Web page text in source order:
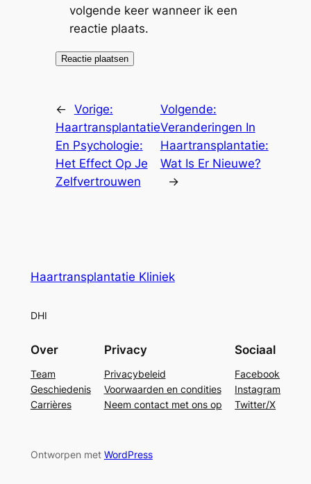
volgende keer wanneer ik een
reactie plaats.
← Vorige:
Haartransplantatie
En Psychologie:
Het Effect Op Je
Zelfvertrouwen
Volgende:
Veranderingen In
Haartransplantatie:
Wat Is Er Nieuwe?
→
Haartransplantatie Kliniek
DHI
Over
Team
Geschiedenis
Carrières
Privacy
Privacybeleid
Voorwaarden en condities
Neem contact met ons op
Sociaal
Facebook
Instagram
Twitter/X
Ontworpen met WordPress